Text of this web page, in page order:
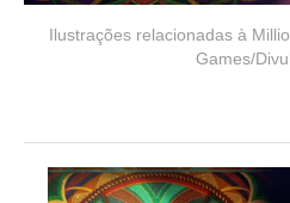
Ilustrações relacionadas à
Games/